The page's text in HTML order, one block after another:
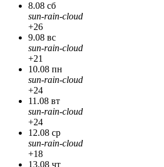
8.08 сб
sun-rain-cloud
+26
9.08 вс
sun-rain-cloud
+21
10.08 пн
sun-rain-cloud
+24
11.08 вт
sun-rain-cloud
+24
12.08 ср
sun-rain-cloud
+18
13.08 чт